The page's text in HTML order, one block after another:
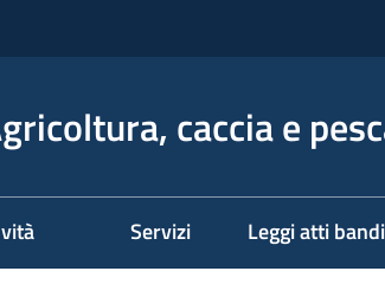
caccia e
Servizi Leggi atti bandi